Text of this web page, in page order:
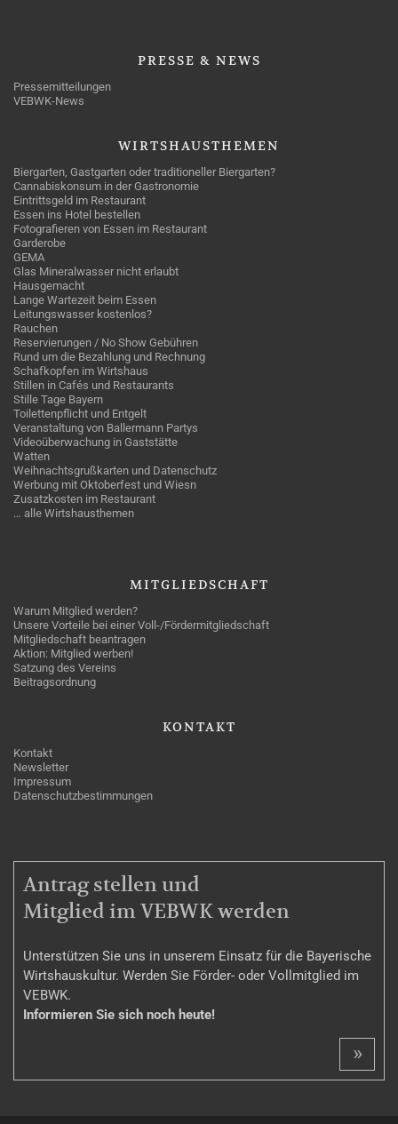
PRESSE & NEWS
Pressemitteilungen
VEBWK-News
WIRTSHAUSTHEMEN
Biergarten, Gastgarten oder traditioneller Biergarten?
Cannabiskonsum in der Gastronomie
Eintrittsgeld im Restaurant
Essen ins Hotel bestellen
Fotografieren von Essen im Restaurant
Garderobe
GEMA
Glas Mineralwasser nicht erlaubt
Hausgemacht
Lange Wartezeit beim Essen
Leitungswasser kostenlos?
Rauchen
Reservierungen / No Show Gebühren
Rund um die Bezahlung und Rechnung
Schafkopfen im Wirtshaus
Stillen in Cafés und Restaurants
Stille Tage Bayern
Toilettenpflicht und Entgelt
Veranstaltung von Ballermann Partys
Videoüberwachung in Gaststätte
Watten
Weihnachtsgrußkarten und Datenschutz
Werbung mit Oktoberfest und Wiesn
Zusatzkosten im Restaurant
… alle Wirtshausthemen
MITGLIEDSCHAFT
Warum Mitglied werden?
Unsere Vorteile bei einer Voll-/Fördermitgliedschaft
Mitgliedschaft beantragen
Aktion: Mitglied werben!
Satzung des Vereins
Beitragsordnung
KONTAKT
Kontakt
Newsletter
Impressum
Datenschutzbestimmungen
MITGLIEDSCHAFT
Antrag stellen und
Mitglied im VEBWK werden
Unterstützen Sie uns in unserem Einsatz für die Bayerische
Wirtshauskultur. Werden Sie Förder- oder Vollmitglied im
VEBWK.
Informieren Sie sich noch heute!
»